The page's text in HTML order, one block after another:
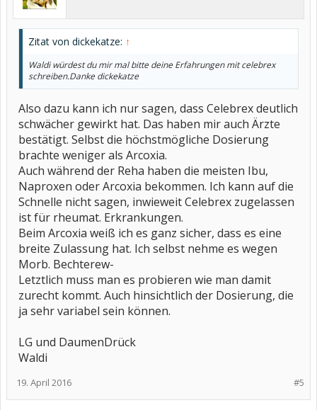
Zitat von dickekatze: ↑
Waldi würdest du mir mal bitte deine Erfahrungen mit celebrex
schreiben.Danke dickekatze
Also dazu kann ich nur sagen, dass Celebrex deutlich
schwächer gewirkt hat. Das haben mir auch Ärzte
bestätigt. Selbst die höchstmögliche Dosierung
brachte weniger als Arcoxia.
Auch während der Reha haben die meisten Ibu,
Naproxen oder Arcoxia bekommen. Ich kann auf die
Schnelle nicht sagen, inwieweit Celebrex zugelassen
ist für rheumat. Erkrankungen.
Beim Arcoxia weiß ich es ganz sicher, dass es eine
breite Zulassung hat. Ich selbst nehme es wegen
Morb. Bechterew-
Letztlich muss man es probieren wie man damit
zurecht kommt. Auch hinsichtlich der Dosierung, die
ja sehr variabel sein können.
LG und DaumenDrück
Waldi
#5
19. April 2016